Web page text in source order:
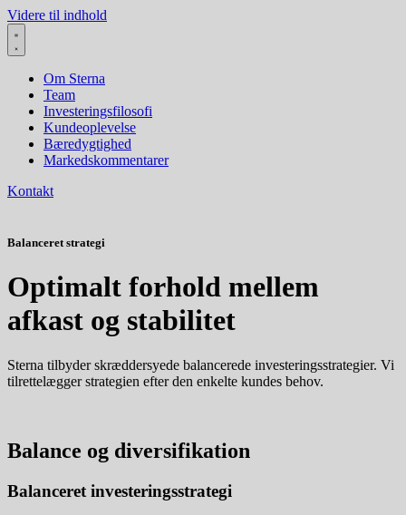
Videre til indhold
Om Sterna
Team
Investeringsfilosofi
Kundeoplevelse
Bæredygtighed
Markedskommentarer
Kontakt
Balanceret strategi
Optimalt forhold mellem
afkast og stabilitet
Sterna tilbyder skræddersyede balancerede investeringsstrategier. Vi
tilrettelægger strategien efter den enkelte kundes behov.
Balance og diversifikation
Balanceret investeringsstrategi